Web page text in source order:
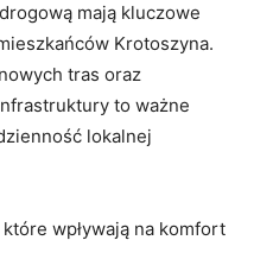
mają kluczowe
Krotoszyna.
tras oraz
to ważne
lokalnej
wpływają na komfort